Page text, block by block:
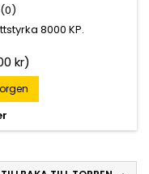
(0)
8000 KP.
kr)